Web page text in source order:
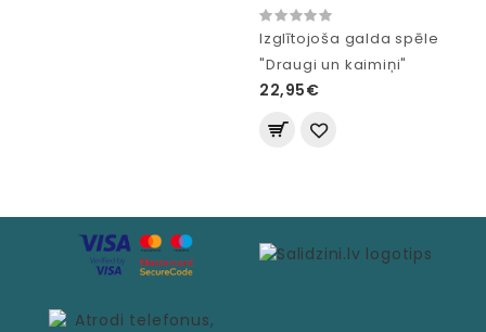
Izglītojoša galda spēle
"Draugi un kaimiņi"
22,95€